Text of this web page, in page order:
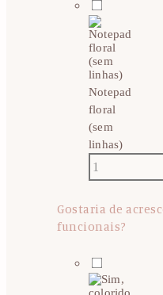
Notepad
floral
(sem
linhas)
Gostaria de
funcionais?